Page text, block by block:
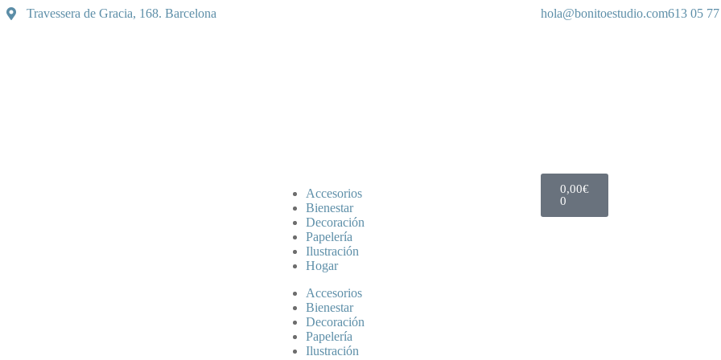
Travessera de Gracia, 168. Barcelona hola@bonitoestudio.com613 05
Accesorios
Bienestar
Decoración
Papelería
Ilustración
Hogar
Accesorios
Bienestar
Decoración
Papelería
Ilustración
0,00€
0